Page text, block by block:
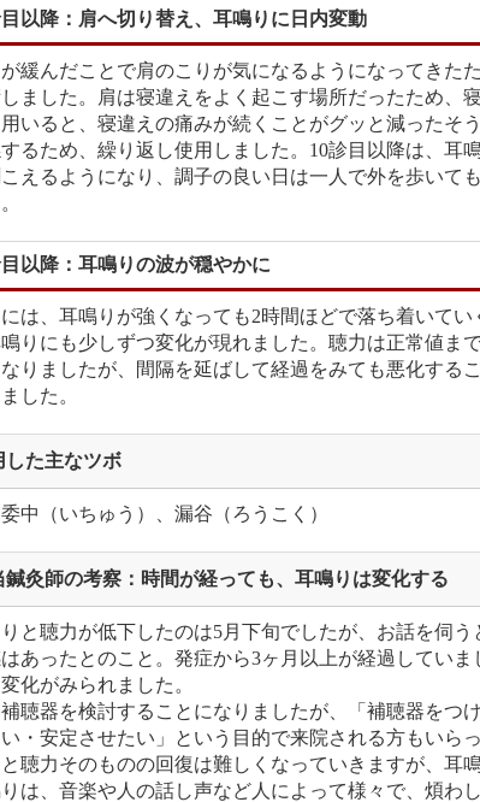
目以降：肩へ切り替え、耳鳴りに日内変動
緩んだことで肩のこりが気になるようになってきた
ました。肩は寝違えをよく起こす場所だったため、
いると、寝違えの痛みが続くことがグッと減ったそ
するため、繰り返し使用しました。10診目以降は、耳
えるようになり、調子の良い日は一人で外を歩いて
目以降：耳鳴りの波が穏やかに
は、耳鳴りが強くなっても2時間ほどで落ち着いて
りにも少しずつ変化が現れました。聴力は正常値ま
りましたが、間隔を延ばして経過をみても悪化する
した。
した主なツボ
中（いちゅう）、漏谷（ろうこく）
鍼灸師の考察：時間が経っても、耳鳴りは変化する
と聴力が低下したのは5月下旬でしたが、お話を伺
あったとのこと。発症から3ヶ月以上が経過してい
化がみられました。
聴器を検討することになりましたが、「補聴器をつ
い・安定させたい」という目的で来院される方もいら
聴力そのものの回復は難しくなっていきますが、耳
は、音楽や人の話し声など人によって様々で、煩わ